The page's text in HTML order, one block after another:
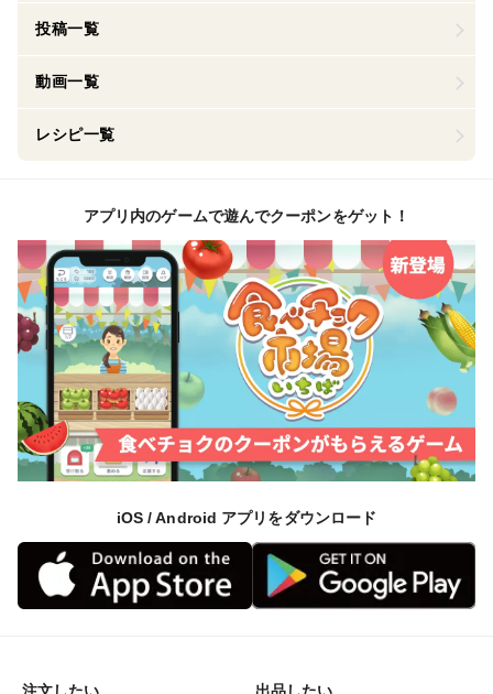
投稿一覧
動画一覧
レシピ一覧
アプリ内のゲームで遊んでクーポンをゲット！
iOS / Android アプリをダウンロード